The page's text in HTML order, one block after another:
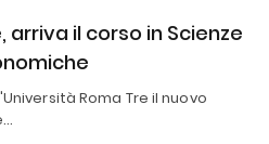
arriva il corso in Scienze
Roma Tre il nuovo